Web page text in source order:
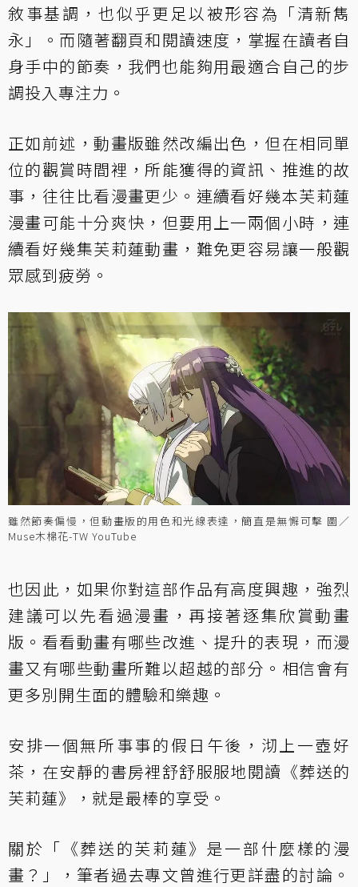
敘事基調，也似乎更足以被形容為「清新雋
永」。而隨著翻頁和閱讀速度，掌握在讀者自
身手中的節奏，我們也能夠用最適合自己的步
調投入專注力。
正如前述，動畫版雖然改編出色，但在相同單
位的觀賞時間裡，所能獲得的資訊、推進的故
事，往往比看漫畫更少。連續看好幾本芙莉蓮
漫畫可能十分爽快，但要用上一兩個小時，連
續看好幾集芙莉蓮動畫，難免更容易讓一般觀
眾感到疲勞。
雖然節奏偏慢，但動畫版的用色和光線表達，簡直是無懈可擊 圖／
Muse木棉花-TW YouTube
也因此，如果你對這部作品有高度興趣，強烈
建議可以先看過漫畫，再接著逐集欣賞動畫
版。看看動畫有哪些改進、提升的表現，而漫
畫又有哪些動畫所難以超越的部分。相信會有
更多別開生面的體驗和樂趣。
安排一個無所事事的假日午後，沏上一壺好
茶，在安靜的書房裡舒舒服服地閱讀《葬送的
芙莉蓮》，就是最棒的享受。
關於「《葬送的芙莉蓮》是一部什麼樣的漫
畫？」，筆者過去專文曾進行更詳盡的討論。